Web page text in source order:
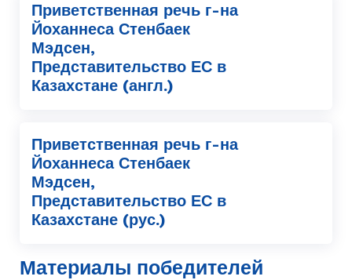
Приветственная речь г-на
Йоханнеса Стенбаек
Мэдсен,
Представительство ЕС в
Казахстане (англ.)
Приветственная речь г-на
Йоханнеса Стенбаек
Мэдсен,
Представительство ЕС в
Казахстане (рус.)
Материалы победителей